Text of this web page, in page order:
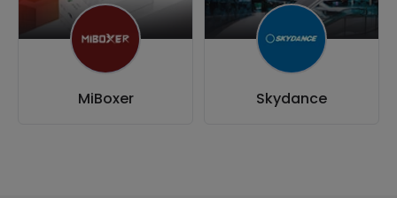
MiBoxer Skydance